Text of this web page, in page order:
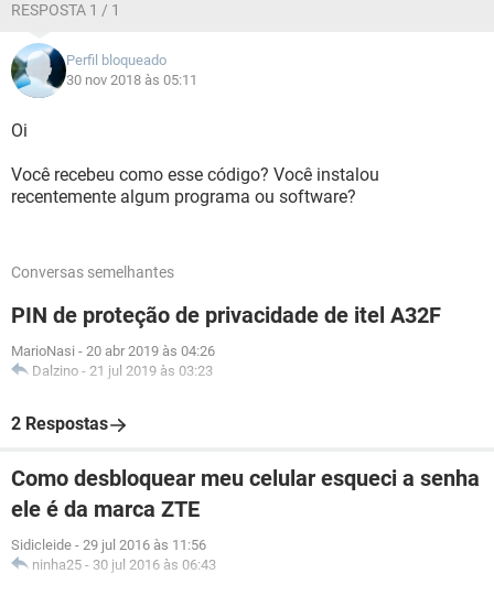
RESPOSTA 1 / 1
Perfil bloqueado
30 nov 2018 às 05:11
Oi
Você recebeu como esse código? Você instalou
recentemente algum programa ou software?
Conversas semelhantes
PIN de proteção de privacidade de itel A32F
MarioNasi - 20 abr 2019 às 04:26
Dalzino - 21 jul 2019 às 03:23
2 Respostas
Como desbloquear meu celular esqueci a senha
ele é da marca ZTE
Sidicleide - 29 jul 2016 às 11:56
ninha25 - 30 jul 2016 às 06:43